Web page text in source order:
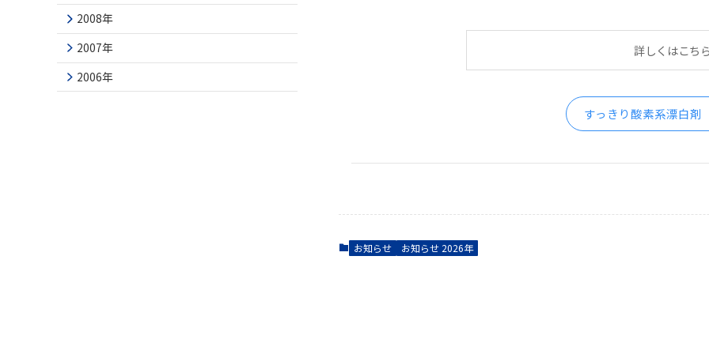
詳しくはこちら
すっきり酸素系漂白
お知らせ お知らせ 2026年
2008年
2007年
2006年